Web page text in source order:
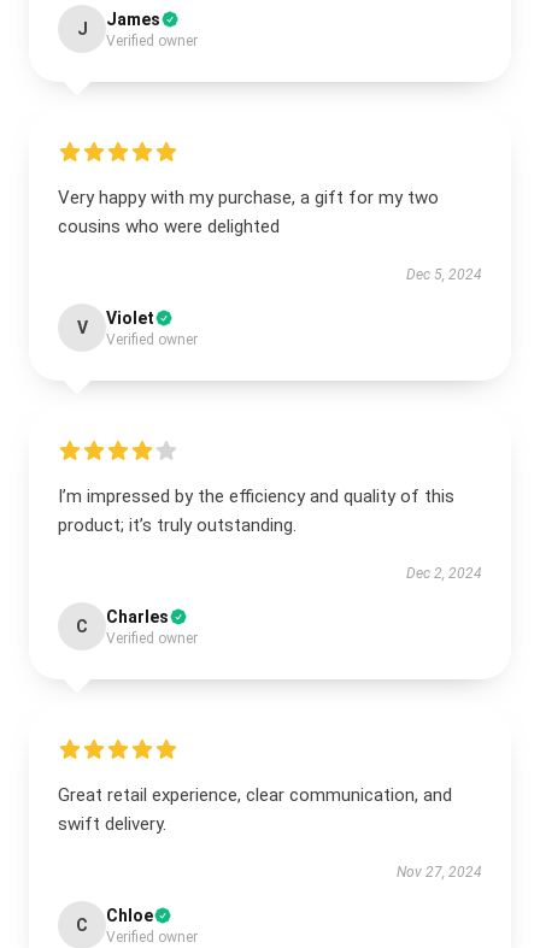
J James
Verified owner
Very happy with my purchase, a gift for my two
cousins who were delighted
Dec 5, 2024
V Violet
Verified owner
I’m impressed by the efficiency and quality of this
product; it’s truly outstanding.
Dec 2, 2024
C Charles
Verified owner
Great retail experience, clear communication, and
swift delivery.
Nov 27, 2024
C Chloe
Verified owner